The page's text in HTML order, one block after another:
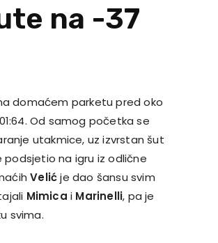
na -37
domaćem parketu pred oko
Od samog početka se
utakmice, uz izvrstan šut
na igru iz odlične
Velićje dao šansu svim
Mimica i Marinelli, pa je
svima.